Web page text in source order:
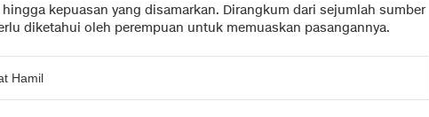
kepuasan yang disamarkan. Dirangkum dari sejumlah sumber
diketahui oleh perempuan untuk memuaskan pasangannya.
Hamil